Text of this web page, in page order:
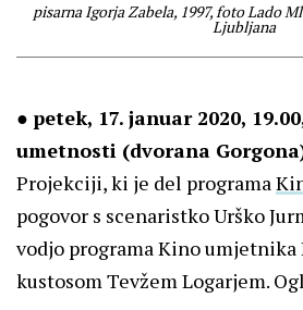
pisarna Igorja Zabela, 1997, foto Lado
Ljubljana
● petek, 17. januar 2020,
umetnosti (dvorana
Projekciji, ki je del programa
pogovor s scenaristko Urško
vodjo programa Kino umjetnika
kustosom Tevžem Logarjem.